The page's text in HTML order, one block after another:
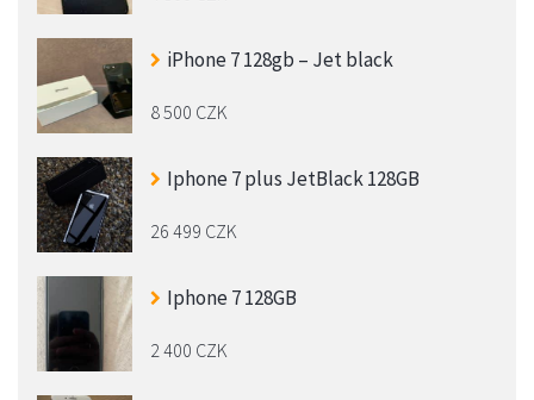
iPhone 7 128gb – Jet black
8 500 CZK
Iphone 7 plus JetBlack 128GB
26 499 CZK
Iphone 7 128GB
2 400 CZK